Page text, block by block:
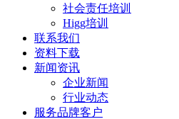
社会责任培训
Higg培训
联系我们
资料下载
新闻资讯
企业新闻
行业动态
服务品牌客户